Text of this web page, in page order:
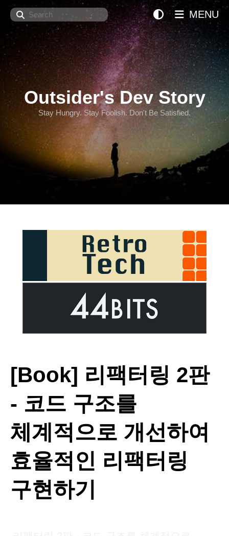
Search
Outsider's Dev Story
Stay Hungry. Stay Foolish. Don't Be Satisfied.
MENU
[Book] 리팩터링 2판
- 코드 구조를
체계적으로 개선하여
효율적인 리팩터링
구현하기